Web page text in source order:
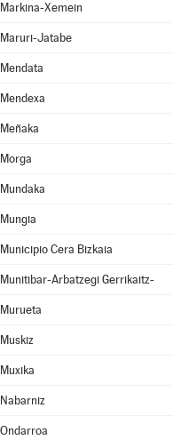
Markina-Xemein
Maruri-Jatabe
Mendata
Mendexa
Meñaka
Morga
Mundaka
Mungia
Municipio Cera Bizkaia
Munitibar-Arbatzegi Gerrikaitz-
Murueta
Muskiz
Muxika
Nabarniz
Ondarroa